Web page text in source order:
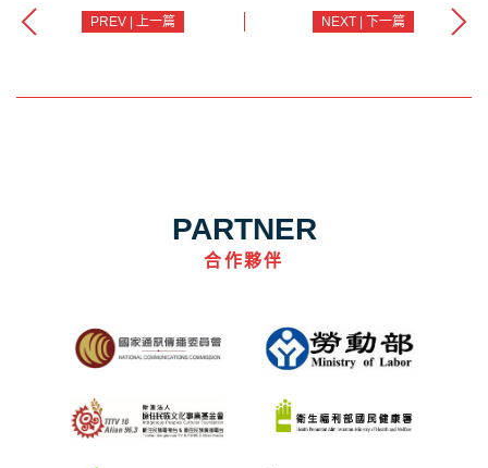
PREV | 上一篇 NEXT | 下一篇
PARTNER
合作夥伴